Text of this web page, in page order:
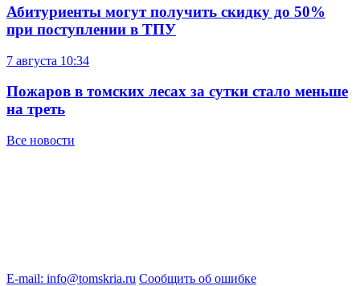
Абитуриенты могут получить скидку до 50%
при поступлении в ТПУ
7 августа 10:34
Пожаров в томских лесах за сутки стало меньше
на треть
Все новости
E-mail: info@tomskria.ru Сообщить об ошибке